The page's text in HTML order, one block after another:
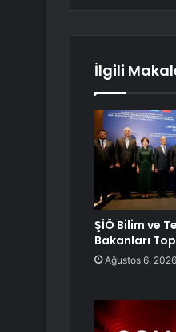
İlgili
ŞİÖ Bilim ve
Bakanları
Ağustos 6, 2026